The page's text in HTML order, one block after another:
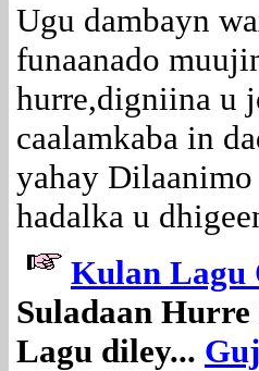
Ugu dambayn
funaanado
hurre,digniina u
caalamkaba in
yahay
hadalka u
Kulan Lagu
Suladaan
Lagu diley...